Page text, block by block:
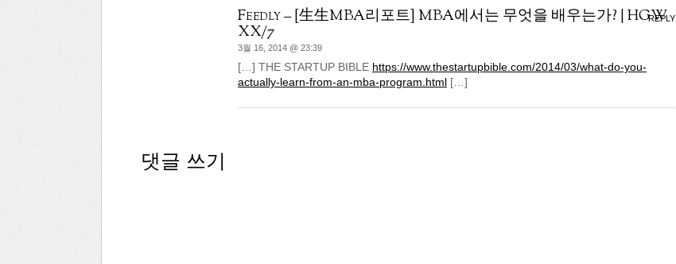
Feedly – [生生MBA리포트] MBA에서는 무엇을 배우는가? | HGW
XX/7
3월 16, 2014 @ 23:39
[…] THE STARTUP BIBLE https://www.thestartupbible.com/2014/03/what-do-you-
actually-learn-from-an-mba-program.html […]
REPLY
댓글 쓰기